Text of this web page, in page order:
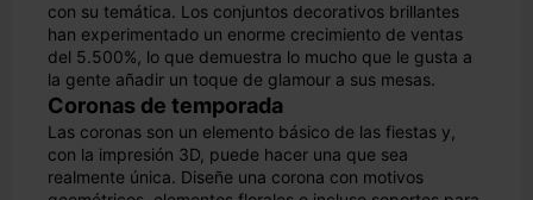
con su temática. Los conjuntos decorativos brillantes
han experimentado un enorme crecimiento de ventas
del 5.500%, lo que demuestra lo mucho que le gusta a
la gente añadir un toque de glamour a sus mesas.
Coronas de temporada
Las coronas son un elemento básico de las fiestas y,
con la impresión 3D, puede hacer una que sea
realmente única. Diseñe una corona con motivos